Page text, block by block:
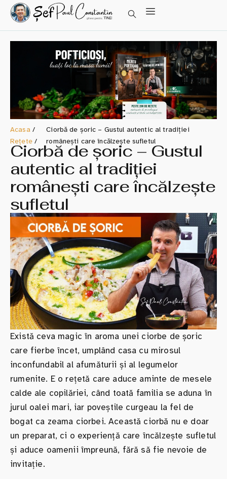
Acasa/
Rețete/
Ciorbă de șoric – Gustul autentic al tradiției
românești care încălzește sufletul
Ciorbă de șoric – Gustul
autentic al tradiției
românești care încălzește
sufletul
Există ceva magic în aroma unei ciorbe de șoric
care fierbe încet, umplând casa cu mirosul
inconfundabil al afumăturii și al legumelor
rumenite. E o rețetă care aduce aminte de mesele
calde ale copilăriei, când toată familia se aduna în
jurul oalei mari, iar poveștile curgeau la fel de
bogat ca zeama ciorbei. Această ciorbă nu e doar
un preparat, ci o experiență care încălzește sufletul
și aduce oamenii împreună, fără să fie nevoie de
invitație.